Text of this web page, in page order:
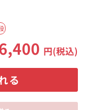
円(税込)
る